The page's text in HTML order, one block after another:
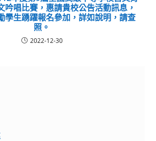
吟唱比賽，惠請貴校公告活動訊息，
學生踴躍報名參加，詳如說明，請查
照。
2022-12-30